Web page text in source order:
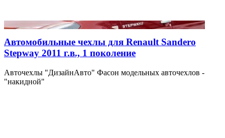
Автомобильные чехлы для Renault Sandero
Stepway 2011 г.в., 1 поколение
Авточехлы "ДизайнАвто" Фасон модельных авточехлов -
"накидной"